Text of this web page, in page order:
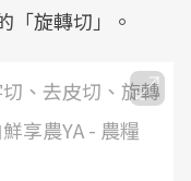
「旋轉切」。
、去皮切、旋轉
享農YA - 農糧